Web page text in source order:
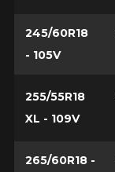
245/60R18
- 105V
255/55R18
XL - 109V
265/60R18 -